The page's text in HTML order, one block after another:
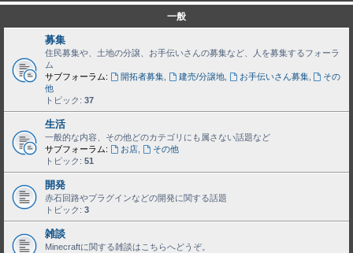
一般
募集
住民募集や、土地の分譲、お手伝いさんの募集など、人を募集するフォーラ
ム
サブフォーラム:
開拓者募集, 建売/分譲地, お手伝いさん募集,
その
他
トピック: 37
生活
一般的な内容、その他どのカテゴリにも属さない話題など
サブフォーラム:
お店,
その他
トピック: 51
開発
赤石回路やプラグインなどの開発に関する話題
トピック: 3
雑談
Minecraftに関する雑談はこちらへどうぞ。